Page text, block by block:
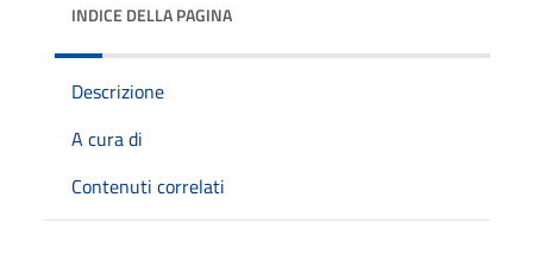
INDICE DELLA PAGINA
Descrizione
A cura di
Contenuti correlati